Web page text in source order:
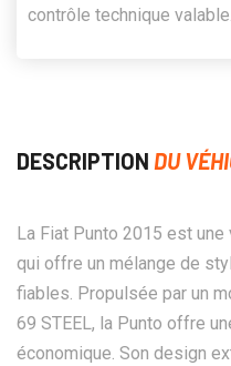
contrôle technique valable.
DESCRIPTION DU
La Fiat Punto 2015 est
qui offre un mélange de
fiables. Propulsée par un
69 STEEL, la Punto offre
économique. Son design